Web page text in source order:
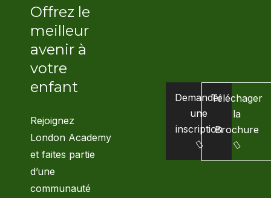
Offrez le
meilleur
avenir à
votre
enfant
Rejoignez
London Academy
et faites partie
d’une
communauté
Demander
une
inscription
Téléchager
la
Brochure